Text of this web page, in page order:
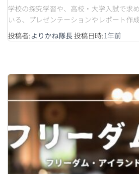
学校の探究学習や、高校・大学入試で求
いる、プレゼンテーションやレポート作成
投稿者:よりかね隊長投稿日時:1年前